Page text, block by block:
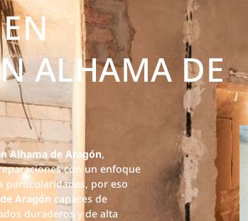
ALHAMA DE
Alhama de Aragón,
con un enfoque
particularidades, por eso
Aragón capaces de
duraderos y de alta